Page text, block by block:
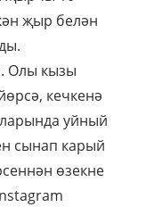
җыр белән
Олы кызы
кечкенә
уйный
сынап карый
өзекне